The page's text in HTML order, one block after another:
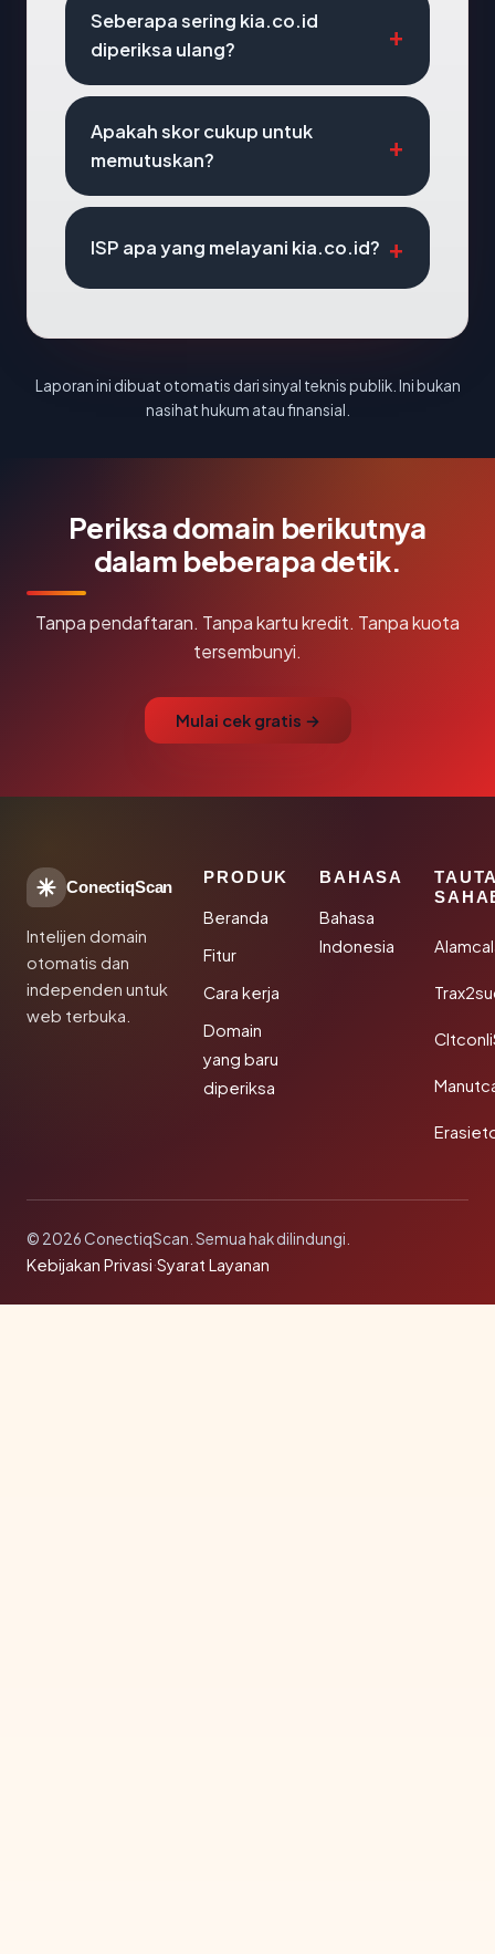
Seberapa sering kia.co.id
diperiksa ulang?
Apakah skor cukup untuk
memutuskan?
ISP apa yang melayani kia.co.id?
Laporan ini dibuat otomatis dari sinyal teknis publik. Ini bukan
nasihat hukum atau finansial.
Periksa domain berikutnya
dalam beberapa detik.
Tanpa pendaftaran. Tanpa kartu kredit. Tanpa kuota
tersembunyi.
Mulai cek gratis →
ConectiqScan
Intelijen domain
otomatis dan
independen untuk
web terbuka.
PRODUK
Beranda
Fitur
Cara kerja
Domain
yang baru
diperiksa
BAHASA
Bahasa
Indonesia
© 2026 ConectiqScan. Semua hak dilindungi.
Kebijakan Privasi·Syarat Layanan